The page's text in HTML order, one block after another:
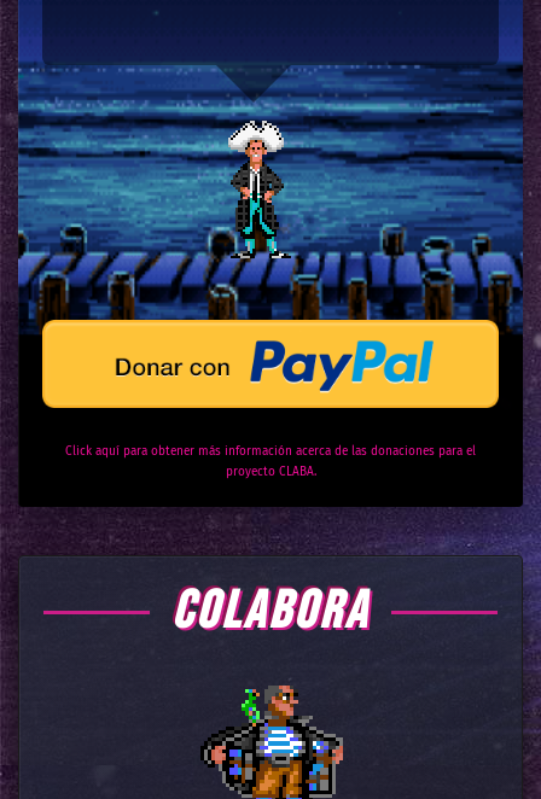
Click aquí para obtener más información acerca de las donaciones para el
proyecto CLABA.
COLABORA